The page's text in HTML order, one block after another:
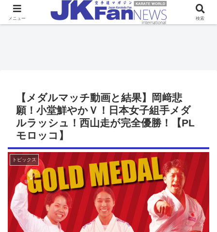
【メダルマッチ動画と結果】岡﨑悲
願！小堂鮮やかＶ！日本女子組手メダ
ルラッシュ！西山走が完全優勝！【PL
モロッコ】
トピックス
メニュー 検索